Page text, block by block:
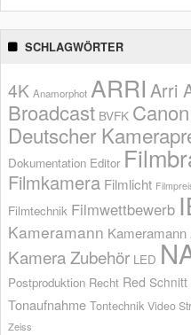
SCHLAGWÖRTER
4K Anamorphot ARRI Arri
Broadcast BVFK Canon
Deutscher
Dokumentation Editor
Filmkamera Filmlicht
Filmtechnik Filmwettbewerb
Kameramann Kameramann
Kamera Zubehör LED
Postproduktion Recht Red Schnitt
Tonaufnahme Tontechnik Video
Zeiss